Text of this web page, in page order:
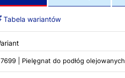
Tabela wariantów
7699 | Pielęgnat do podłóg olejowanych